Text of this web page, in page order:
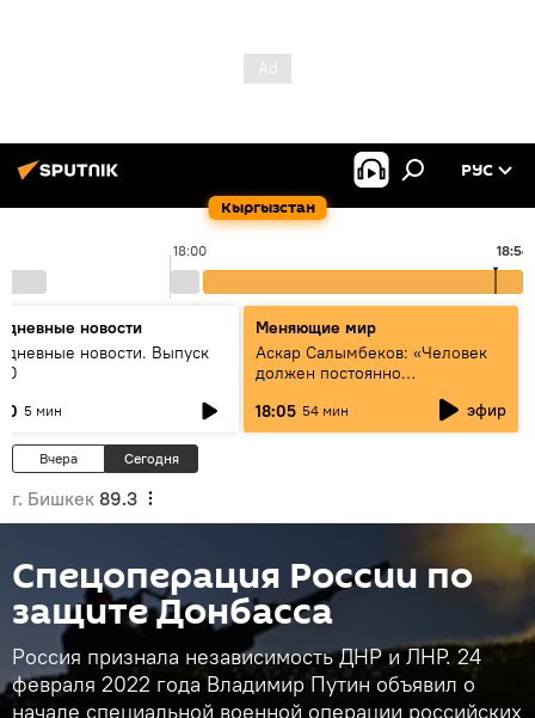
Кыргызстан
РУС
18:00 18:54
новости
новости. Выпуск
5 мин
Меняющие мир
Аскар Салымбеков: «Человек
должен постоянно
18:05 54 мин эфир
Вчера Сегодня
г. Бишкек 89.3
Спецоперация России по
защите Донбасса
Россия признала независимость ДНР и ЛНР. 24
февраля 2022 года Владимир Путин объявил о
начале специальной военной операции российских